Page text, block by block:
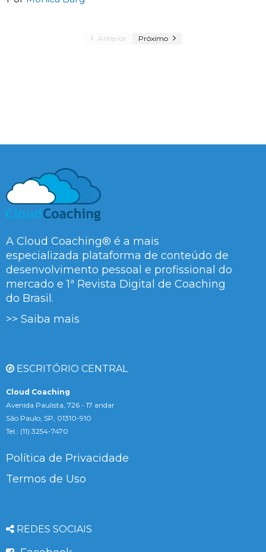
Anterior Próximo
A Cloud Coaching® é a mais
especializada plataforma de conteúdo de
desenvolvimento pessoal e profissional do
mercado e 1ª Revista Digital de Coaching
do Brasil.
>> Saiba mais
ESCRITÓRIO CENTRAL
Cloud Coaching
Avenida Paulista, 726 - 17 andar
São Paulo, SP, 01310-910
Tel.: (11) 3254-7470
Política de Privacidade
Termos de Uso
REDES SOCIAIS